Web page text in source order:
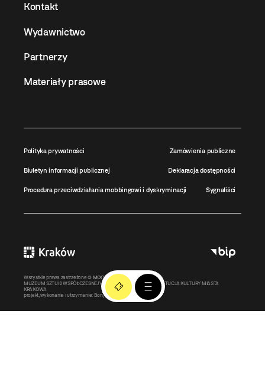
Kontakt
Wydawnictwo
Partnerzy
Materiały prasowe
Polityka prywatności Zamówienia publiczne
Biuletyn informacji publicznej Deklaracja dostępności
Procedura przeciwdziałania mobbingowi i dyskryminacji Sygnaliści
Wszystkie prawa zastrzeżone © MOCAK2011-2026
MUZEUM SZTUKI WSPÓŁCZESNEJ W KRAKOWIE MOCAK – INSTYTUCJA KULTURY MIASTA
KRAKOWA
projekt, wykonanie i utrzymanie: Bonjour.pl